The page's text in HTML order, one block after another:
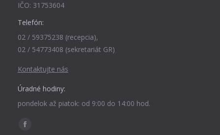
IČO: 31753604
Telefón:
02 / 59375238 (recepcia),
02 / 54773408 (sekretariát GR)
Kontaktujte nás
Úradné hodiny:
pondelok až piatok: od 9:00 do 14:00 hod.
Find us on:
Facebook